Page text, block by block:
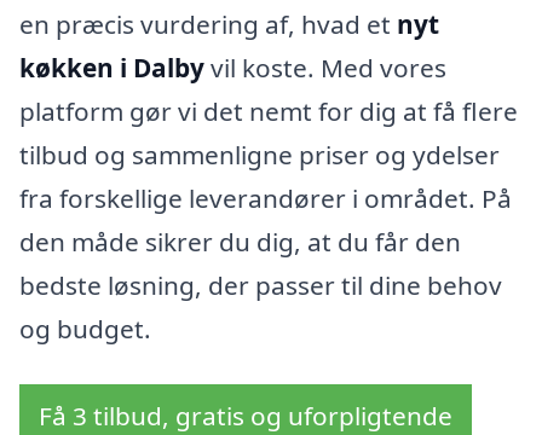
en præcis vurdering af, hvad et nyt
køkken i Dalbyvil koste. Med vores
platform gør vi det nemt for dig at få flere
tilbud og sammenligne priser og ydelser
fra forskellige leverandører i området. På
den måde sikrer du dig, at du får den
bedste løsning, der passer til dine behov
og budget.
Få 3 tilbud, gratis og uforpligtende